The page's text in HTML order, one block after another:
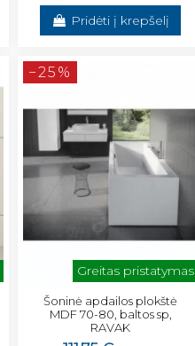
Pridėti į krepšelį
−25%
Greitas pristatymas
Šoninė apdailos plokštė
MDF 70-80, baltos sp,
RAVAK